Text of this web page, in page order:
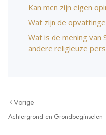
Kan men zijn eigen
Wat zijn de
Wat is de mening van
andere religieuze
Vorige
Achtergrond en Grondbeginselen